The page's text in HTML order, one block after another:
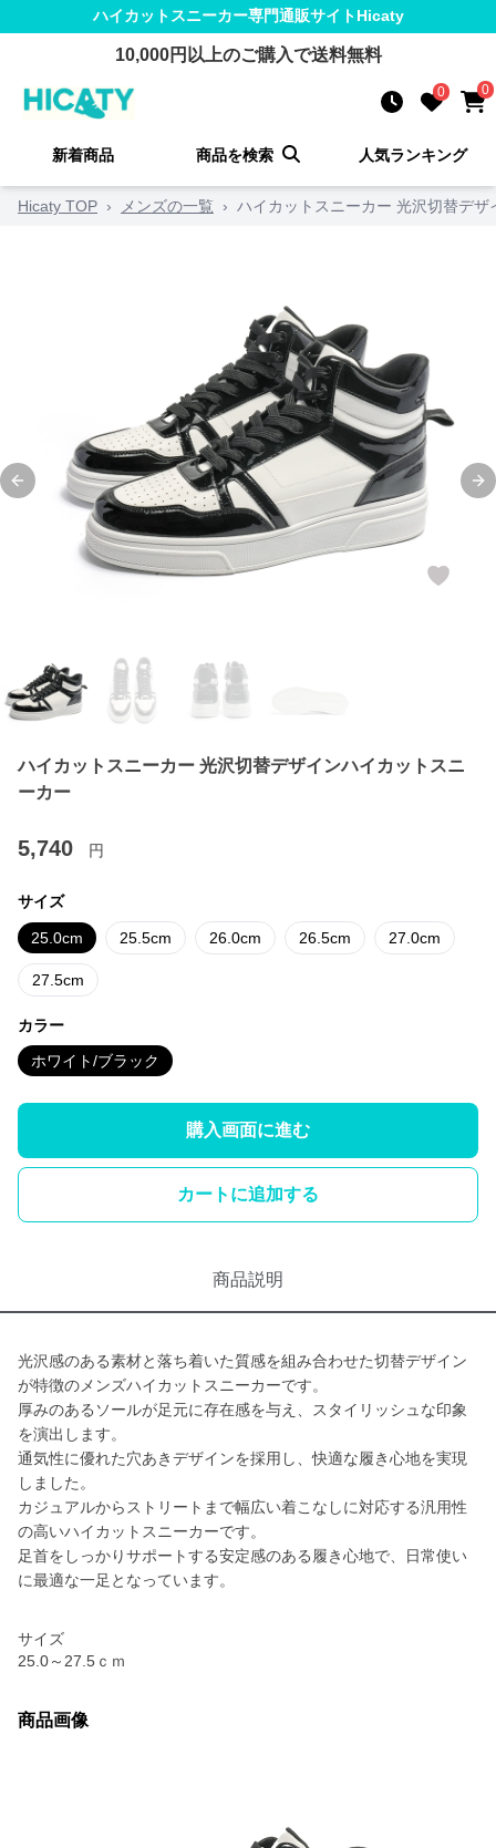
ハイカットスニーカー専門通販サイトHicaty
10,000円以上のご購入で送料無料
0 0
新着商品 商品を検索 人気ランキング
Hicaty TOP › メンズの一覧 › ハイカットスニーカー 光沢切替デ
Previous slide
ハイカットスニーカー 光沢切替デザインハイカットスニ
ーカー
5,740 円
サイズ
25.0cm 25.5cm 26.0cm 26.5cm 27.0cm
27.5cm
カラー
ホワイト/ブラック
購入画面に進む
カートに追加する
商品説明
光沢感のある素材と落ち着いた質感を組み合わせた切替デザイン
が特徴のメンズハイカットスニーカーです。
厚みのあるソールが足元に存在感を与え、スタイリッシュな印象
を演出します。
通気性に優れた穴あきデザインを採用し、快適な履き心地を実現
しました。
カジュアルからストリートまで幅広い着こなしに対応する汎用性
の高いハイカットスニーカーです。
足首をしっかりサポートする安定感のある履き心地で、日常使い
に最適な一足となっています。
サイズ
25.0～27.5ｃｍ
商品画像